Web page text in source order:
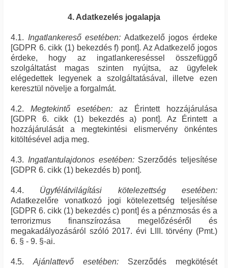
4. Adatkezelés jogalapja
4.1. Ingatlankereső esetében: Adatkezelő jogos érdeke
[GDPR 6. cikk (1) bekezdés f) pont]. Az Adatkezelő jogos
érdeke, hogy az ingatlankereséssel összefüggő
szolgáltatást magas szinten nyújtsa, az ügyfelek
elégedettek legyenek a szolgáltatásával, illetve ezen
keresztül növelje a forgalmát.
4.2. Megtekintő esetében: az Érintett hozzájárulása
[GDPR 6. cikk (1) bekezdés a) pont]. Az Érintett a
hozzájárulását a megtekintési elismervény önkéntes
kitöltésével adja meg.
4.3. Ingatlantulajdonos esetében:Szerződés teljesítése
[GDPR 6. cikk (1) bekezdés b) pont].
4.4. Ügyfélátvilágítási kötelezettség esetében:
Adatkezelőre vonatkozó jogi kötelezettség teljesítése
[GDPR 6. cikk (1) bekezdés c) pont] és a pénzmosás és a
terrorizmus finanszírozása megelőzéséről és
megakadályozásáról szóló 2017. évi LIII. törvény (Pmt.)
6. § - 9. §-ai.
4.5. Ajánlattevő esetében: Szerződés megkötését